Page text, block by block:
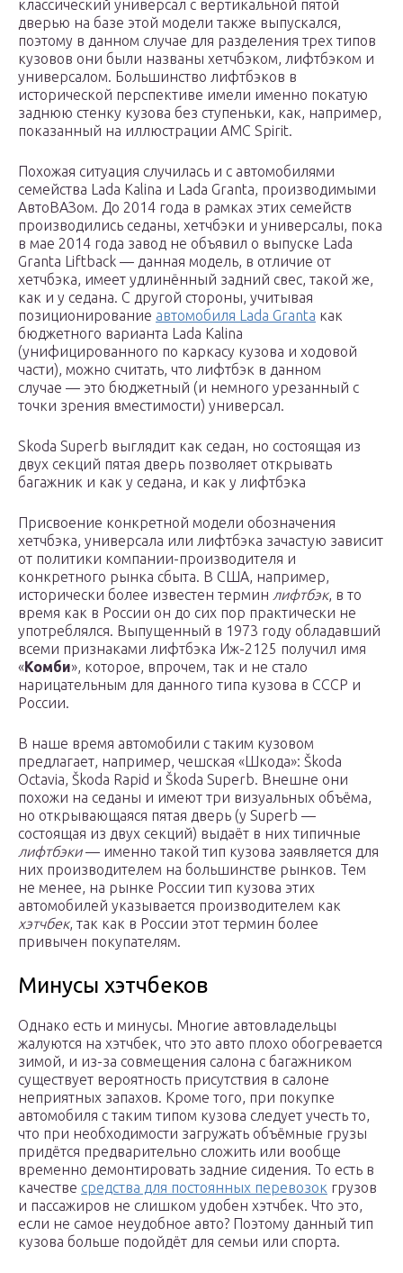
классический универсал с вертикальной пятой
дверью на базе этой модели также выпускался,
поэтому в данном случае для разделения трех типов
кузовов они были названы хетчбэком, лифтбэком и
универсалом. Большинство лифтбэков в
исторической перспективе имели именно покатую
заднюю стенку кузова без ступеньки, как, например,
показанный на иллюстрации AMC Spirit.
Похожая ситуация случилась и с автомобилями
семейства Lada Kalina и Lada Granta, производимыми
АвтоВАЗом. До 2014 года в рамках этих семейств
производились седаны, хетчбэки и универсалы, пока
в мае 2014 года завод не объявил о выпуске Lada
Granta Liftback — данная модель, в отличие от
хетчбэка, имеет удлинённый задний свес, такой же,
как и у седана. С другой стороны, учитывая
позиционирование автомобиля Lada Granta как
бюджетного варианта Lada Kalina
(унифицированного по каркасу кузова и ходовой
части), можно считать, что лифтбэк в данном
случае — это бюджетный (и немного урезанный с
точки зрения вместимости) универсал.
Skoda Superb выглядит как седан, но состоящая из
двух секций пятая дверь позволяет открывать
багажник и как у седана, и как у лифтбэка
Присвоение конкретной модели обозначения
хетчбэка, универсала или лифтбэка зачастую зависит
от политики компании-производителя и
конкретного рынка сбыта. В США, например,
исторически более известен термин лифтбэк, в то
время как в России он до сих пор практически не
употреблялся. Выпущенный в 1973 году обладавший
всеми признаками лифтбэка Иж-2125 получил имя
«Комби», которое, впрочем, так и не стало
нарицательным для данного типа кузова в СССР и
России.
В наше время автомобили с таким кузовом
предлагает, например, чешская «Шкода»: Škoda
Octavia, Škoda Rapid и Škoda Superb. Внешне они
похожи на седаны и имеют три визуальных объёма,
но открывающаяся пятая дверь (у Superb —
состоящая из двух секций) выдаёт в них типичные
лифтбэки— именно такой тип кузова заявляется для
них производителем на большинстве рынков. Тем
не менее, на рынке России тип кузова этих
автомобилей указывается производителем как
хэтчбек, так как в России этот термин более
привычен покупателям.
Минусы хэтчбеков
Однако есть и минусы. Многие автовладельцы
жалуются на хэтчбек, что это авто плохо обогревается
зимой, и из-за совмещения салона с багажником
существует вероятность присутствия в салоне
неприятных запахов. Кроме того, при покупке
автомобиля с таким типом кузова следует учесть то,
что при необходимости загружать объёмные грузы
придётся предварительно сложить или вообще
временно демонтировать задние сидения. То есть в
качестве средства для постоянных перевозок грузов
и пассажиров не слишком удобен хэтчбек. Что это,
если не самое неудобное авто? Поэтому данный тип
кузова больше подойдёт для семьи или спорта.